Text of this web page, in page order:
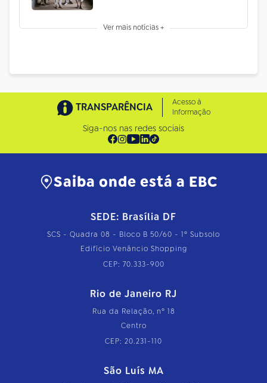
Ver mais notícias +
TRANSPARÊNCIA
Acesso à
Informação
Siga-nos nas redes sociais
Saiba onde está a EBC
SEDE: Brasília DF
SCS - Quadra 08 - Bloco B 50/60 - 1º Subsolo
Edifício Venâncio Shopping
CEP: 70.333-900
Rio de Janeiro RJ
Rua da Relação, nº 18
Centro
CEP: 20.231-110
São Luís MA